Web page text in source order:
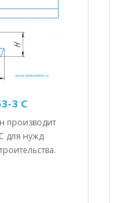
3 С
производит
для нужд